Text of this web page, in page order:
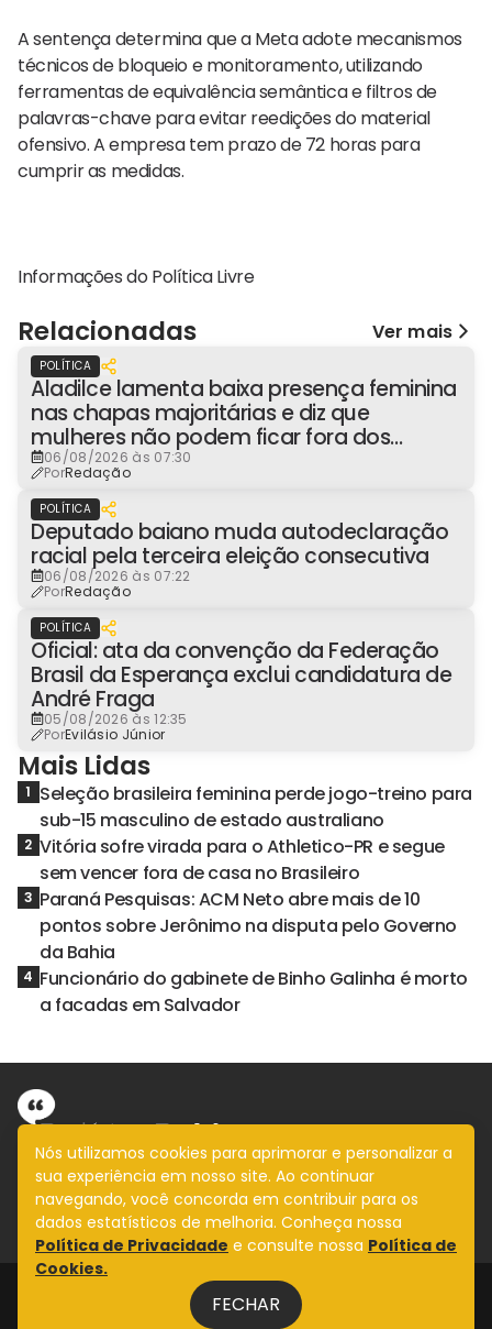
A sentença determina que a Meta adote mecanismos
técnicos de bloqueio e monitoramento, utilizando
ferramentas de equivalência semântica e filtros de
palavras-chave para evitar reedições do material
ofensivo. A empresa tem prazo de 72 horas para
cumprir as medidas.
Informações do Política Livre
Relacionadas Ver mais
POLÍTICA
Aladilce lamenta baixa presença feminina
nas chapas majoritárias e diz que
mulheres não podem ficar fora dos
espaços de poder
06/08/2026 às 07:30
PorRedação
POLÍTICA
Deputado baiano muda autodeclaração
racial pela terceira eleição consecutiva
06/08/2026 às 07:22
PorRedação
POLÍTICA
Oficial: ata da convenção da Federação
Brasil da Esperança exclui candidatura de
André Fraga
05/08/2026 às 12:35
PorEvilásio Júnior
Mais Lidas
1 Seleção brasileira feminina perde jogo-treino para
sub-15 masculino de estado australiano
2 Vitória sofre virada para o Athletico-PR e segue
sem vencer fora de casa no Brasileiro
3 Paraná Pesquisas: ACM Neto abre mais de 10
pontos sobre Jerônimo na disputa pelo Governo
da Bahia
4 Funcionário do gabinete de Binho Galinha é morto
a facadas em Salvador
Informação com imparcialidade
SIGA
Fale Conosco
Nós utilizamos cookies para aprimorar e personalizar a
sua experiência em nosso site. Ao continuar
navegando, você concorda em contribuir para os
dados estatísticos de melhoria. Conheça nossa
Política de Privacidade e consulte nossa Política de
Cookies.
FECHAR